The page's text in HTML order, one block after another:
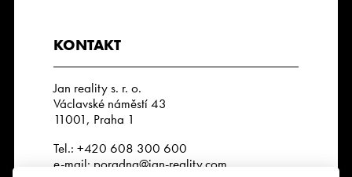
KONTAKT
Jan reality s. r. o.
Václavské náměstí 43
11001, Praha 1
Tel.:+420 608 300 600
e-mail: poradna@jan-reality.com